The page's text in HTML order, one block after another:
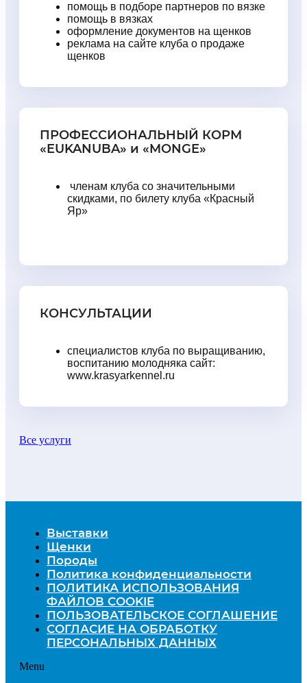
помощь в подборе партнеров по вязке
помощь в вязках
оформление документов на щенков
реклама на сайте клуба о продаже
щенков
ПРОФЕССИОНАЛЬНЫЙ КОРМ
«EUKANUBA» и «MONGE»
членам клуба со значительными
скидками, по билету клуба «Красный
Яр»
КОНСУЛЬТАЦИИ
специалистов клуба по выращиванию,
воспитанию молодняка сайт:
www.krasyarkennel.ru
Все услуги
Выставки
Щенки
Породы
Политика конфиденциальности
ПОЛИТИКА ИСПОЛЬЗОВАНИЯ
ФАЙЛОВ COOKIE
ПОЛЬЗОВАТЕЛЬСКОЕ СОГЛАШЕНИЕ
СОГЛАСИЕ НА ОБРАБОТКУ
ПЕРСОНАЛЬНЫХ ДАННЫХ
Menu